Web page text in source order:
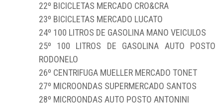
22º BICICLETAS MERCADO CRO&CRA
23º BICICLETAS MERCADO LUCATO
24º 100 LITROS DE GASOLINA MANO VEICULOS
25º 100 LITROS DE GASOLINA AUTO POSTO
RODONELO
26º CENTRIFUGA MUELLER MERCADO TONET
27º MICROONDAS SUPERMERCADO SANTOS
28º MICROONDAS AUTO POSTO ANTONINI